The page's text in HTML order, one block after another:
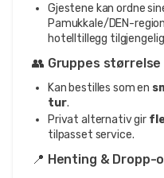
Gjestene kan ordne
Pamukkale/DEN-
hotelltillegg
👥 Gruppes
Kan bestilles som en
tur.
Privat alternativ gir
tilpasset service.
📍 Henting & Dropp-